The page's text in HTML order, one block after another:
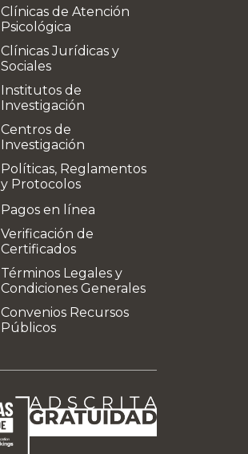
Clínicas de Atención
Psicológica
Clínicas Jurídicas y
Sociales
Institutos de
Investigación
Centros de
Investigación
Políticas, Reglamentos
y Protocolos
Pagos en línea
Verificación de
Certificados
Términos Legales y
Condiciones Generales
Convenios Recursos
Públicos